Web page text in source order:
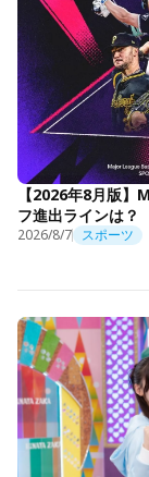
【2026年8月版】
フ進出ラインは？
2026/8/7 スポーツ